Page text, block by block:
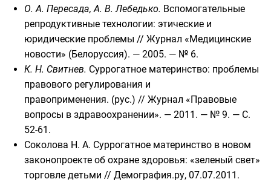
О. А. Пересада, А. В. Лебедько. Вспомогательные
репродуктивные технологии: этические и
юридические проблемы // Журнал «Медицинские
новости» (Белоруссия). — 2005. — № 6.
К. Н. Свитнев. Суррогатное материнство: проблемы
правового регулирования и
правоприменения. (рус.) // Журнал «Правовые
вопросы в здравоохранении». — 2011. — № 9. — С.
52-61 .
Соколова Н. А. Суррогатное материнство в новом
законопроекте об охране здоровья: «зеленый свет»
торговле детьми // Демография.ру, 07.07.2011.